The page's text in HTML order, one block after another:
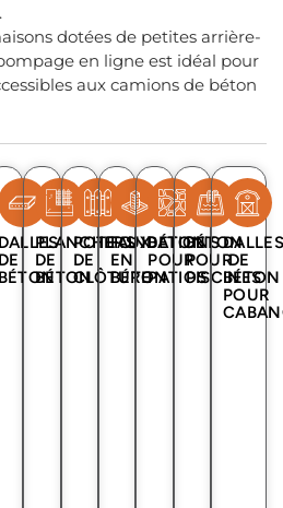
dotées de petites arrière-
en ligne est idéal pour
aux camions de béton
DALLES
DE
BÉTON
PLANCHERS
DE
BÉTON
POTEAUX
DE
CLÔTURE
FONDATIONS
EN
BÉTON
BÉTON
POUR
PATIOS
BÉTON
POUR
PISCINES
DALLES
DE
BÉTON
POUR